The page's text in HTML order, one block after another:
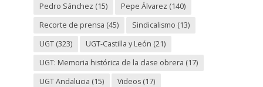
Pedro Sánchez (15) Pepe Álvarez (140)
Recorte de prensa (45) Sindicalismo (13)
UGT(323) UGT-Castilla y León (21)
UGT: Memoria histórica de la clase obrera (17)
UGT Andalucia (15) Videos(17)